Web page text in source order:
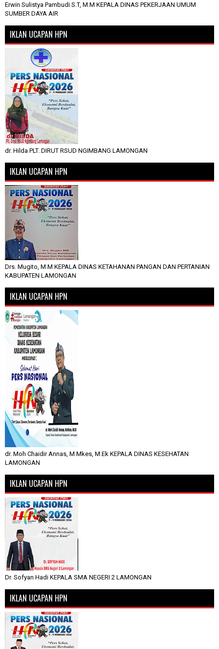
Erwin Sulistya Pambudi S.T, M.M KEPALA DINAS PEKERJAAN UMUM
SUMBER DAYA AIR
IKLAN UCAPAN HPN
dr. Hilda PLT. DIRUT RSUD NGIMBANG LAMONGAN
IKLAN UCAPAN HPN
Drs. Mugito, M.M KEPALA DINAS KETAHANAN PANGAN DAN PERTANIAN
KABUPATEN LAMONGAN
IKLAN UCAPAN HPN
dr. Moh Chaidir Annas, M.Mkes, M.Ek KEPALA DINAS KESEHATAN
LAMONGAN
IKLAN UCAPAN HPN
Dr. Sofyan Hadi KEPALA SMA NEGERI 2 LAMONGAN
IKLAN UCAPAN HPN